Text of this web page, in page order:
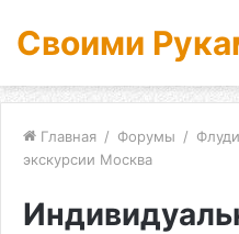
Своими
Главная / Форумы /
экскурсии Москва